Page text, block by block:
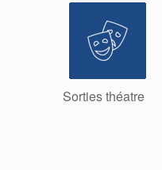
Sorties théatre